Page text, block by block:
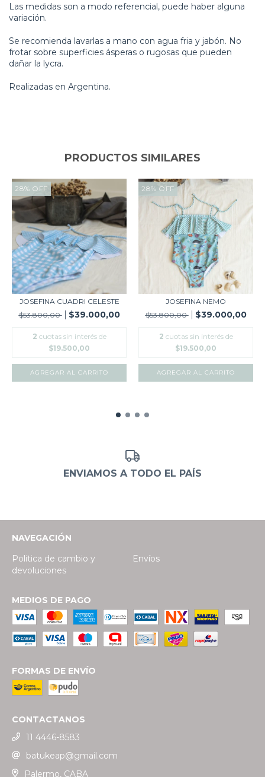
Las medidas son a modo referencial, puede haber alguna
variación.
Se recomienda lavarlas a mano con agua fria y jabón. No
frotar sobre superficies ásperas o rugosas que pueden
dañar la lycra.
Realizadas en Argentina.
PRODUCTOS SIMILARES
28% OFF
JOSEFINA CUADRI CELESTE
$53.800,00
$39.000,00
2 cuotas sin interés de
$19.500,00
AGREGAR AL CARRITO
28% OFF
JOSEFINA NEMO
$53.800,00
$39.000,00
2 cuotas sin interés de
$19.500,00
AGREGAR AL CARRITO
ENVIAMOS A TODO EL PAÍS
NAVEGACIÓN
Politica de cambio y
devoluciones
Envíos
MEDIOS DE PAGO
FORMAS DE ENVÍO
CONTACTANOS
11 4446-8583
batukeap@gmail.com
Palermo, CABA